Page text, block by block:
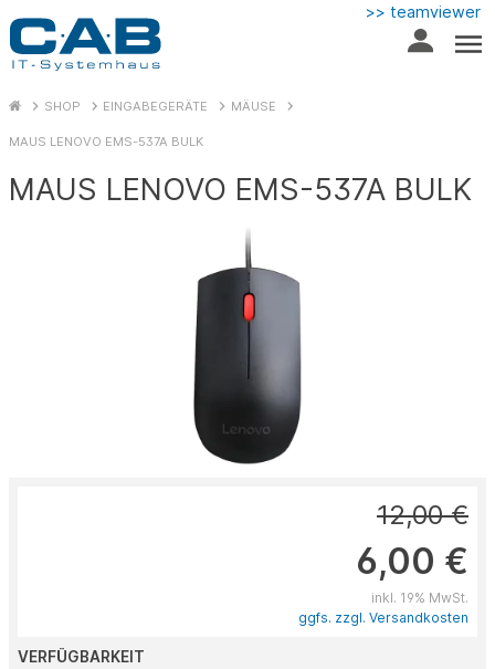
>> teamviewer
SHOP EINGABEGERÄTE MÄUSE
MAUS LENOVO EMS-537A BULK
MAUS LENOVO EMS-537A BULK
12,00 €
6,00 €
inkl. 19% MwSt.
ggfs. zzgl. Versandkosten
VERFÜGBARKEIT